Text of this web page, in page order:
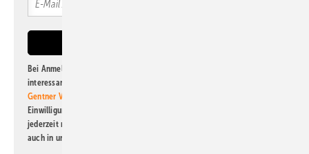
Bei Anmeldung zu diesem Newsletter bin ich damit einverstanden, über
interessante Verlags- und Online-Angebote
Gentner Verlag GmbH & Co. KG
Einwilligung kann ich jederzeit widerrufen und eine Abmeldung ist
jederzeit möglich. Informationen zum Umgang mit Daten finden Sie
auch in unserer